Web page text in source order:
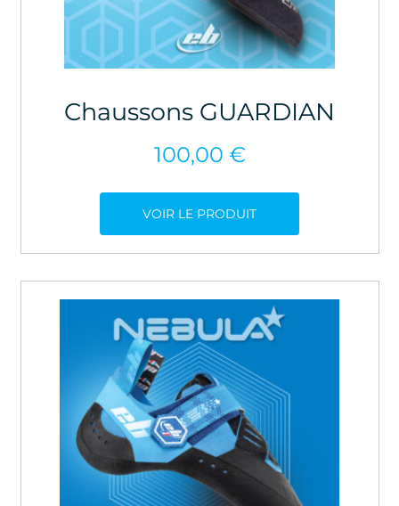
Chaussons GUARDIAN
100,00 €
VOIR LE PRODUIT